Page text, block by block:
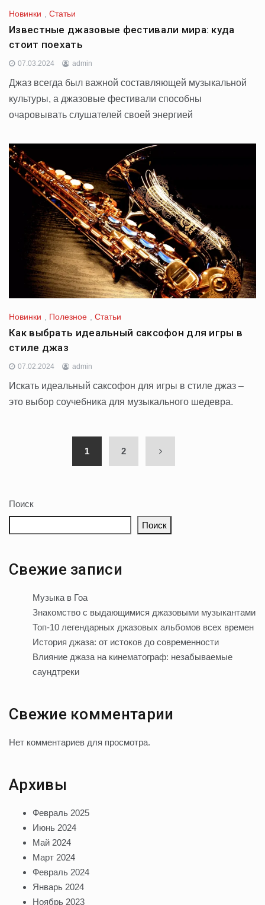
Новинки Статьи
Известные джазовые фестивали мира: куда
стоит поехать
07.03.2024 admin
Джаз всегда был важной составляющей музыкальной
культуры, а джазовые фестивали способны
очаровывать слушателей своей энергией
Новинки , Полезное , Статьи
Как выбрать идеальный саксофон для игры в
стиле джаз
07.02.2024 admin
Искать идеальный саксофон для игры в стиле джаз –
это выбор соучебника для музыкального шедевра.
1 2
Поиск
Поиск
Свежие записи
Музыка в Гоа
Знакомство с выдающимися джазовыми музыкантами
Топ-10 легендарных джазовых альбомов всех времен
История джаза: от истоков до современности
Влияние джаза на кинематограф: незабываемые
саундтреки
Свежие комментарии
Нет комментариев для просмотра.
Архивы
Февраль 2025
Июнь 2024
Май 2024
Март 2024
Февраль 2024
Январь 2024
Ноябрь 2023